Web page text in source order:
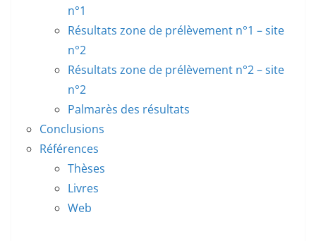
n°1
Résultats zone de prélèvement n°1 – site
n°2
Résultats zone de prélèvement n°2 – site
n°2
Palmarès des résultats
Conclusions
Références
Thèses
Livres
Web